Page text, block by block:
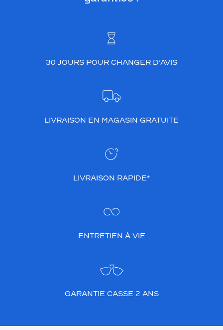
30 JOURS POUR CHANGER D’AVIS
LIVRAISON EN MAGASIN GRATUITE
LIVRAISON RAPIDE*
ENTRETIEN À VIE
GARANTIE CASSE 2 ANS